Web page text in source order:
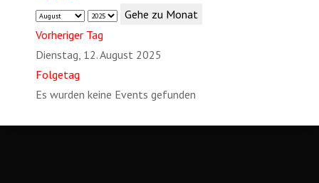
Gehe zu Monat
Vorheriger Tag
Dienstag, 12. August 2025
Folgetag
Es wurden keine Events gefunden